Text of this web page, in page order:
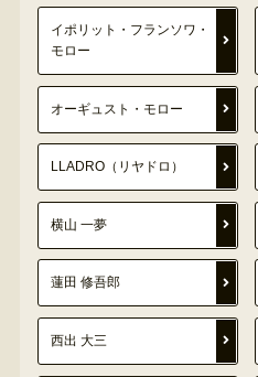
イポリット・フランソワ・
モロー
オーギュスト・モロー
LLADRO（リヤドロ）
横山 一夢
蓮田 修吾郎
西出 大三